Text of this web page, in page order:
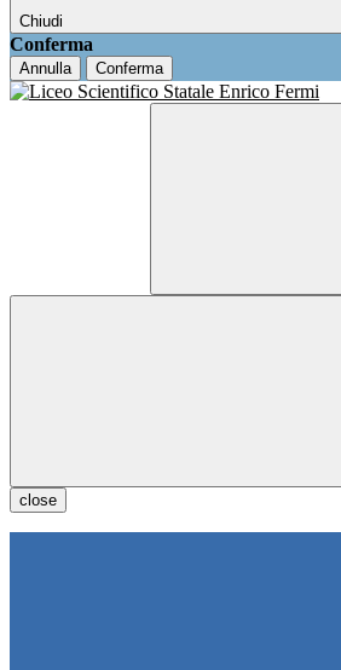
Chiudi
Conferma
Annulla Conferma
close